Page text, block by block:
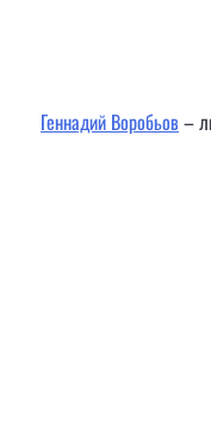
Геннадий Воробьов–